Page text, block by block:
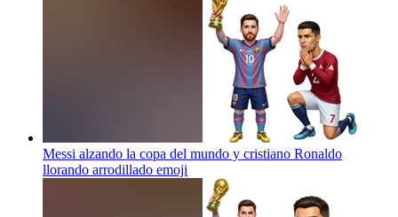
Messi alzando la copa del mundo y cristiano Ronaldo
llorando arrodillado emoji